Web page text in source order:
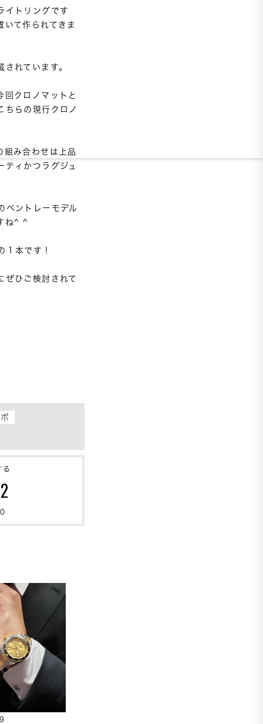
イトリングです
いて作られてきま
れています。
回クロノマットと
ちらの現行クロノ
組み合わせは上品
ティかつラグジュ
ベントレーモデル
ね^ ^
１本です！
ぜひご検討されて
る